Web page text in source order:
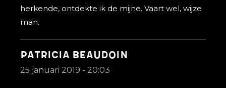
herkende, ontdekte ik de mijne. Vaart wel, wijze
man.
Patricia Beaudoin
25 januari 2019 - 20:03